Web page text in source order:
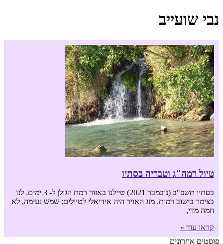
נבי שועייב
טיול רמה"ג וטבריה בסתיו
בסתיו תשפ"ב (נובמבר 2021) טיילנו באזור רמת הגולן ל- 3 ימים. לנו
בצימר בישוב רמות. מזג האויר היה אידיאלי לטיולים: שמש נעימה, לא
חמה מדי,
קראו עוד »
פוסטים אחרונים